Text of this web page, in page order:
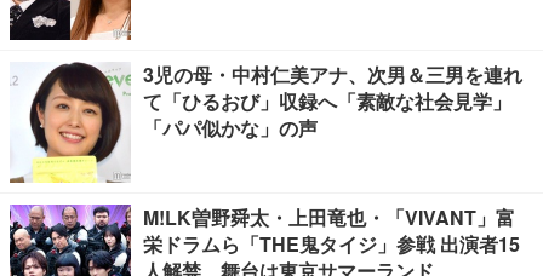
3児の母・中村仁美アナ、次男＆三男を連れ
て「ひるおび」収録へ「素敵な社会見学」
「パパ似かな」の声
M!LK曽野舜太・上田竜也・「VIVANT」富
栄ドラムら「THE鬼タイジ」参戦 出演者15